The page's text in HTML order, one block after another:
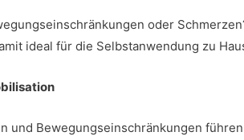
oder
ideal für die Selbstanwendung zu
und Bewegungseinschränkungen